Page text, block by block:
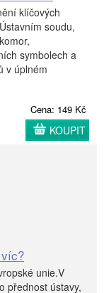
klíčových
soudu,
symbolech a
v úplném
Cena: 149 Kč
KOUPIT
unie.V
přednost ústavy,